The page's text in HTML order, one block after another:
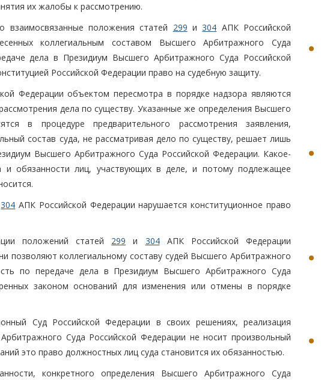
их жалобы к рассмотрению.
положения статей 299 и304 АПК Российской
коллегиальным составом Высшего Арбитражного Суда
дела в Президиум Высшего Арбитражного Суда Российской
Российской Федерации право на судебную защиту.
Федерации объектом пересмотра в порядке надзора являются
дела по существу. Указанные же определения Высшего
в процедуре предварительного рассмотрения заявления,
состав суда, не рассматривая дело по существу, решает лишь
Высшего Арбитражного Суда Российской Федерации. Какое-
обязанности лиц, участвующих в деле, и потому подлежащее
304 АПК Российской Федерации нарушается конституционное право
положений статей 299 и 304АПК Российской Федерации
позволяют коллегиальному составу судей Высшего Арбитражного
по передаче дела в Президиум Высшего Арбитражного Суда
законом оснований для изменения или отмены в порядке
Суд Российской Федерации в своих решениях, реализация
Суда Российской Федерации не носит произвольный
это право должностных лиц суда становится их обязанностью.
конкретного определения Высшего Арбитражного Суда